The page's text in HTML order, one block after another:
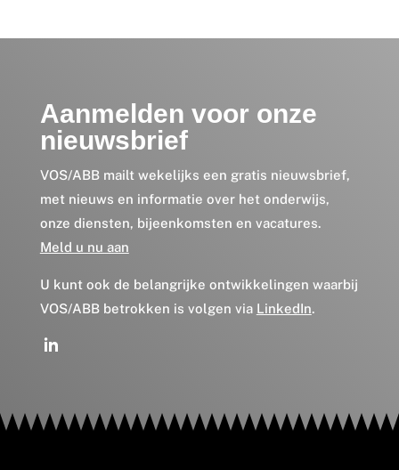
Aanmelden voor onze
nieuwsbrief
VOS/ABB mailt wekelijks een gratis nieuwsbrief,
met nieuws en informatie over het onderwijs,
onze diensten, bijeenkomsten en vacatures.
Meld u nu aan
U kunt ook de belangrijke ontwikkelingen waarbij
VOS/ABB betrokken is volgen via LinkedIn.